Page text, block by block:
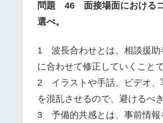
問題 46 面接場面におけるコ
選べ。
1 波長合わせとは、相談援助
に合わせて修正していくことで
2 イラストや手話、ビデオ、
を混乱させるので、避けるべ
3 予備的共感とは、事前情報